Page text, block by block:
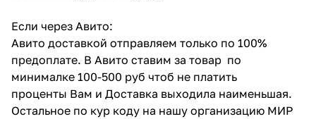
Если через Авито:
Авито доставкой отправляем только по 100%
предоплате. В Авито ставим за товар по
минималке 100-500 руб чтоб не платить
проценты Вам и Доставка выходила наименьшая.
Остальное по кур коду на нашу организацию МИР